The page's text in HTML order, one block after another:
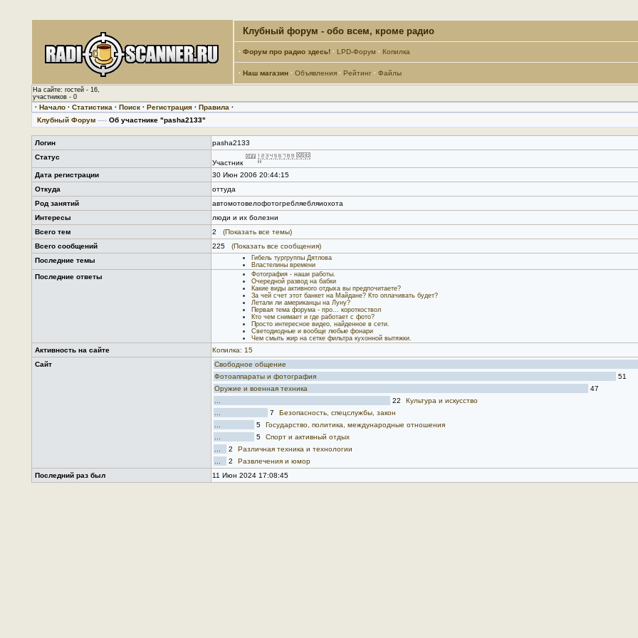
Клубный форум - обо всем, кроме радио
· Форум про радио здесь! · LPD-Форум · Копилка
· Наш магазин · Объявления · Рейтинг · Файлы
На сайте: гостей - 16,
участников - 0
· Начало· Статистика · Поиск· Регистрация· Правила ·
Клубный Форум —›Об участнике "pasha2133"
Логин
pasha2133
Статус
Участник
Дата регистрации
30 Июн 2006 20:44:15
Откуда
оттуда
Род занятий
автомотовелофотогребляебляиохота
Интересы
люди и их болезни
Всего тем
2
(Показать все темы)
Всего сообщений
225
(Показать все сообщения)
Последние темы
Гибель тургруппы Дятлова
Властелины времени
Последние ответы
Фотография - наши работы.
Очередной развод на бабки
Какие виды активного отдыха вы предпочитаете?
За чей счет этот банкет на Майдане? Кто оплачивать будет?
Летали ли американцы на Луну?
Первая тема форума - про... короткоствол
Кто чем снимает и где работает с фото?
Просто интересное видео, найденное в сети.
Светодиодные и вообще любые фонари
Чем смыть жир на сетке фильтра кухонной вытяжки.
Активность на сайте
Копилка: 15
Сайт
Свободное общение
Фотоаппараты и фотография
51
Оружие и военная техника
47
22
Культура и искусство
7
Безопасность, спецслужбы, закон
5
Государство, политика, международные отношения
5
Спорт и активный отдых
2
Различная техника и технологии
2
Развлечения и юмор
Последний раз был
11 Июн 2024 17:08:45